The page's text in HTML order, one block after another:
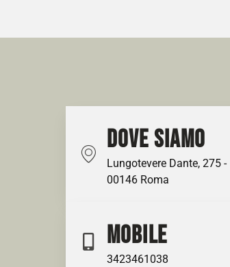
DOVE SIAMO
Lungotevere Dante, 275 -
00146 Roma
MOBILE
3423461038